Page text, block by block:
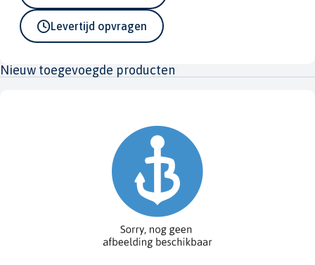
Levertijd opvragen
Nieuw toegevoegde producten